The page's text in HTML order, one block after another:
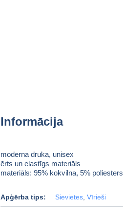
Informācija
moderna druka, unisex
ērts un elastīgs materiāls
materiāls: 95% kokvilna, 5% poliesters
Apģērba tips: Sievietes, Vīrieši